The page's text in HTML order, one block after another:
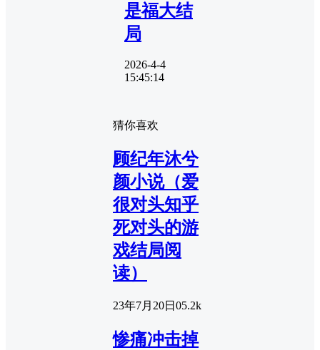
是福大结
局
2026-4-4
15:45:14
猜你喜欢
顾纪年沐兮
颜小说（爱
很对头知乎
死对头的游
戏结局阅
读）
23年7月20日 05.2k
惨痛冲击掉